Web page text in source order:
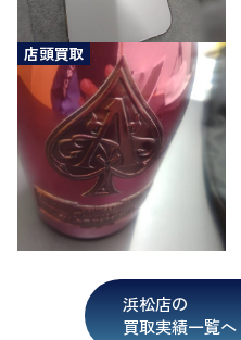
店頭買取
浜松店の
買取実績一覧へ